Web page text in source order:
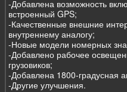
-Добавлена возможность
встроенный GPS;
-Качественные внешние
внутреннему аналогу;
-Новые модели номерных
-Добавлено рабочее
грузовиков;
-Добавлена 1800-градусная
-Другие улучшения.